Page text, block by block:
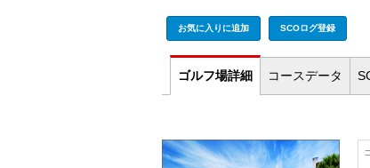
お気に入りに追加 SCOログ登録
ゴルフ場詳細 コースデータ